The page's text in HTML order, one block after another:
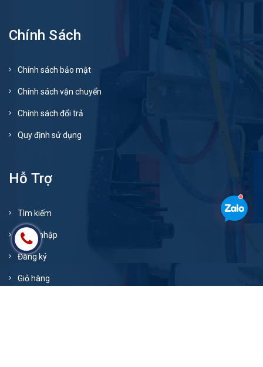
Chính Sách
Chính sách bảo mật
Chính sách vận chuyển
Chính sách đổi trả
Quy định sử dụng
Hỗ Trợ
Tìm kiếm
Đăng nhập
Đăng ký
Giỏ hàng